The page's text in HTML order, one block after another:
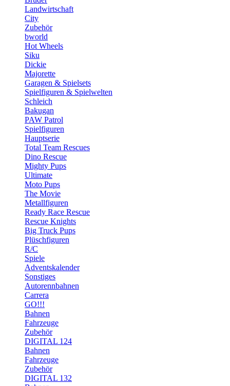
Landwirtschaft
City
Zubehör
bworld
Hot Wheels
Siku
Dickie
Majorette
Garagen & Spielsets
Spielfiguren & Spielwelten
Schleich
Bakugan
PAW Patrol
Spielfiguren
Hauptserie
Total Team Rescues
Dino Rescue
Mighty Pups
Ultimate
Moto Pups
The Movie
Metallfiguren
Ready Race Rescue
Rescue Knights
Big Truck Pups
Plüschfiguren
R/C
Spiele
Adventskalender
Sonstiges
Autorennbahnen
Carrera
GO!!!
Bahnen
Fahrzeuge
Zubehör
DIGITAL 124
Bahnen
Fahrzeuge
Zubehör
DIGITAL 132